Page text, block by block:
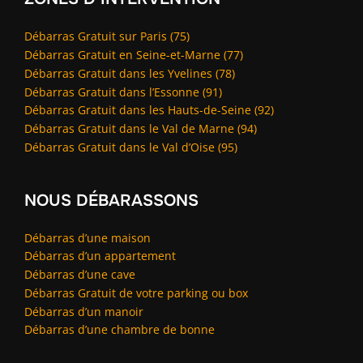
Débarras Gratuit sur Paris (75)
Débarras Gratuit en Seine-et-Marne (77)
Débarras Gratuit dans les Yvelines (78)
Débarras Gratuit dans l’Essonne (91)
Débarras Gratuit dans les Hauts-de-Seine (92)
Débarras Gratuit dans le Val de Marne (94)
Débarras Gratuit dans le Val d’Oise (95)
NOUS DÉBARASSONS
Débarras d’une maison
Débarras d’un appartement
Débarras d’une cave
Débarras Gratuit de votre parking ou box
Débarras d’un manoir
Débarras d’une chambre de bonne